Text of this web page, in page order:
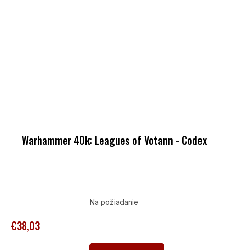
Warhammer 40k: Leagues of Votann - Codex
Na požiadanie
€38,03